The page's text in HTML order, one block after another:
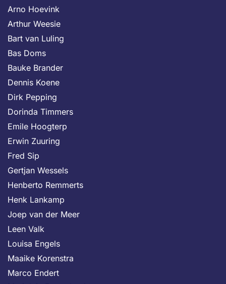
Arno Hoevink
Arthur Weesie
Bart van Luling
Bas Doms
Bauke Brander
Dennis Koene
Dirk Pepping
Dorinda Timmers
Emile Hoogterp
Erwin Zuuring
Fred Sip
Gertjan Wessels
Henberto Remmerts
Henk Lankamp
Joep van der Meer
Leen Valk
Louisa Engels
Maaike Korenstra
Marco Endert